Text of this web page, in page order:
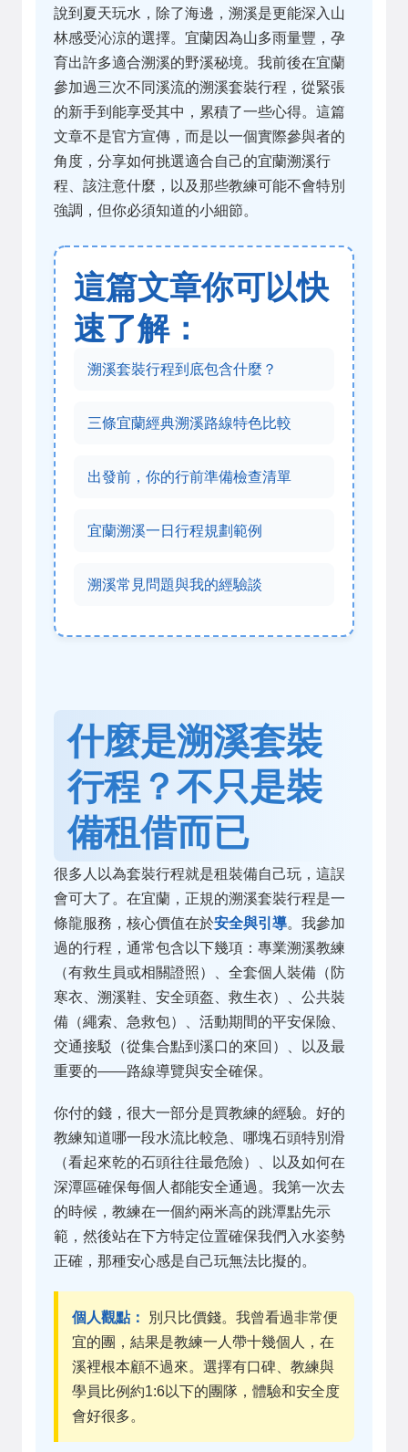
說到夏天玩水，除了海邊，溯溪是更能深入山
林感受沁涼的選擇。宜蘭因為山多雨量豐，孕
育出許多適合溯溪的野溪秘境。我前後在宜蘭
參加過三次不同溪流的溯溪套裝行程，從緊張
的新手到能享受其中，累積了一些心得。這篇
文章不是官方宣傳，而是以一個實際參與者的
角度，分享如何挑選適合自己的宜蘭溯溪行
程、該注意什麼，以及那些教練可能不會特別
強調，但你必須知道的小細節。
這篇文章你可以快
速了解：
溯溪套裝行程到底包含什麼？
三條宜蘭經典溯溪路線特色比較
出發前，你的行前準備檢查清單
宜蘭溯溪一日行程規劃範例
溯溪常見問題與我的經驗談
什麼是溯溪套裝
行程？不只是裝
備租借而已
很多人以為套裝行程就是租裝備自己玩，這誤
會可大了。在宜蘭，正規的溯溪套裝行程是一
條龍服務，核心價值在於安全與引導。我參加
過的行程，通常包含以下幾項：專業溯溪教練
（有救生員或相關證照）、全套個人裝備（防
寒衣、溯溪鞋、安全頭盔、救生衣）、公共裝
備（繩索、急救包）、活動期間的平安保險、
交通接駁（從集合點到溪口的來回）、以及最
重要的——路線導覽與安全確保。
你付的錢，很大一部分是買教練的經驗。好的
教練知道哪一段水流比較急、哪塊石頭特別滑
（看起來乾的石頭往往最危險）、以及如何在
深潭區確保每個人都能安全通過。我第一次去
的時候，教練在一個約兩米高的跳潭點先示
範，然後站在下方特定位置確保我們入水姿勢
正確，那種安心感是自己玩無法比擬的。
個人觀點：
別只比價錢。我曾看過非常便
宜的團，結果是教練一人帶十幾個人，在
溪裡根本顧不過來。選擇有口碑、教練與
學員比例約1:6以下的團隊，體驗和安全度
會好很多。